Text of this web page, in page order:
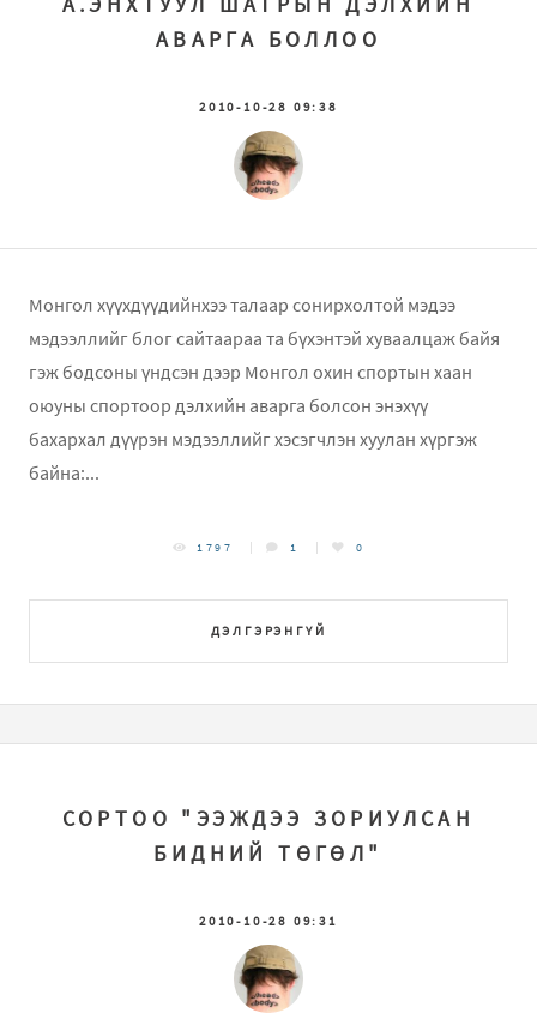
АВАРГА БОЛЛОО
2010-10-28 09:38
Монгол хүүхдүүдийнхээ талаар сонирхолтой мэдээ
мэдээллийг блог сайтаараа та бүхэнтэй хуваалцаж байя
гэж бодсоны үндсэн дээр Монгол охин спортын хаан
оюуны спортоор дэлхийн аварга болсон энэхүү
бахархал дүүрэн мэдээллийг хэсэгчлэн хуулан хүргэж
байна:...
ДЭЛГЭРЭНГҮЙ
1797 1 0
СОРТОО "ЭЭЖДЭЭ ЗОРИУЛСАН
БИДНИЙ ТӨГӨЛ"
2010-10-28 09:31